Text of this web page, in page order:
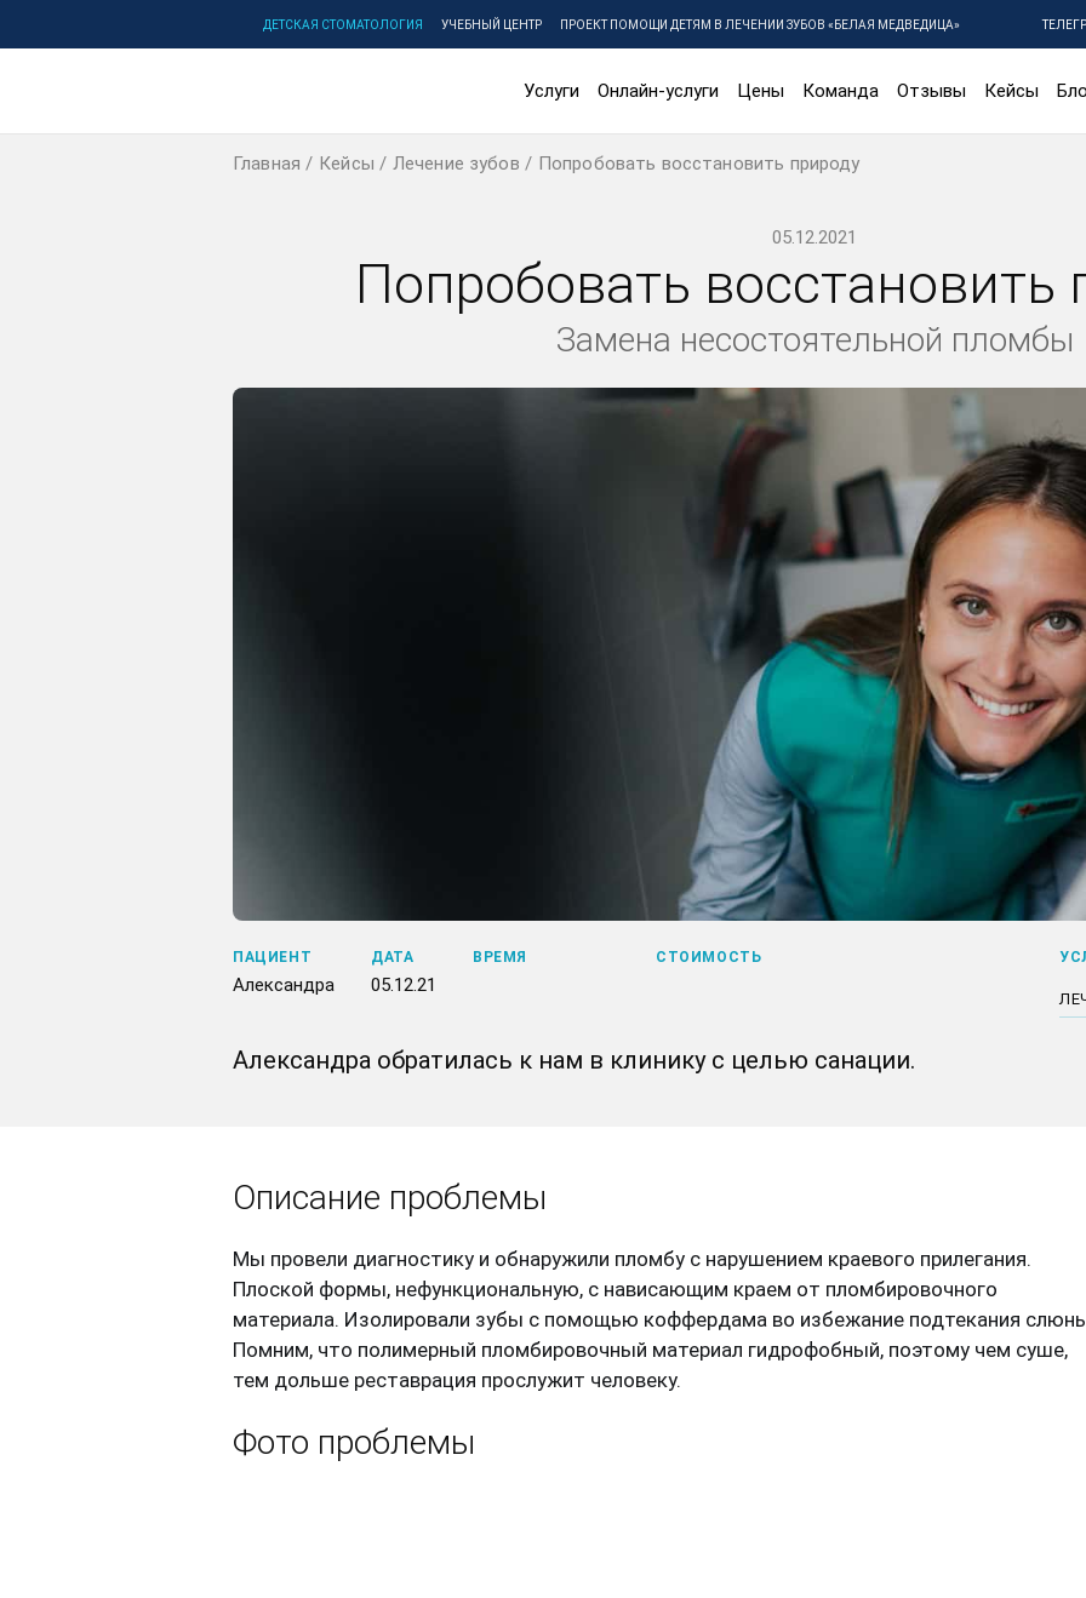
ДЕТСКАЯ СТОМАТОЛОГИЯ УЧЕБНЫЙ ЦЕНТР ПРОЕКТ ПОМОЩИ ДЕТЯМ В ЛЕЧЕНИИ ЗУБОВ «БЕЛАЯ МЕДВЕДИЦА»
Услуги Онлайн-услуги Цены Команда Отзывы Кейсы
Главная Кейсы Лечение зубов Попробовать восстановить природу
05.12.2021
Попробовать восстановить
Замена несостоятельной пломбы
ПАЦИЕНТ
Александра
ДАТА
05.12.21
ВРЕМЯ СТОИМОСТЬ
Александра обратилась к нам в клинику с целью санации.
Описание проблемы
Мы провели диагностику и обнаружили пломбу с нарушением краевого прилегания.
Плоской формы, нефункциональную, с нависающим краем от пломбировочного
материала. Изолировали зубы с помощью коффердама во избежание подтекания
Помним, что полимерный пломбировочный материал гидрофобный, поэтому чем суше,
тем дольше реставрация прослужит человеку.
Фото проблемы